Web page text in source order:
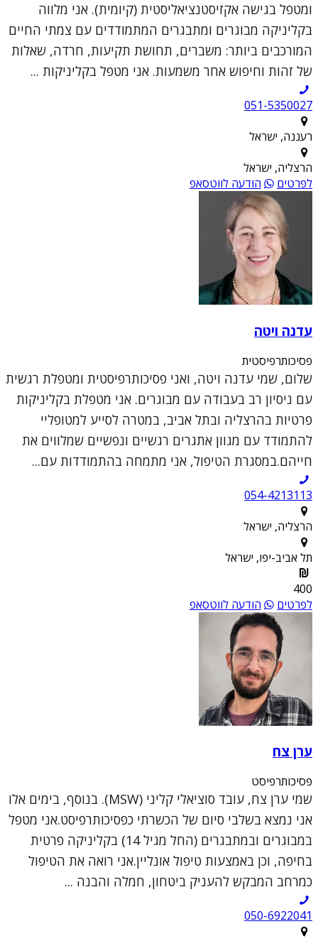
ומטפל בגישה אקזיסטנציאליסטית (קיומית). אני מלווה
בקליניקה מבוגרים ומתבגרים המתמודדים עם צמתי החיים
המורכבים ביותר: משברים, תחושת תקיעות, חרדה, שאלות
של זהות וחיפוש אחר משמעות. אני מטפל בקליניקות ...
051-5350027
רעננה, ישראל
הרצליה, ישראל
לפרטים
הודעה לווטסאפ
עדנה ויטה
פסיכותרפיסטית
שלום, שמי עדנה ויטה, ואני פסיכותרפיסטית ומטפלת רגשית
עם ניסיון רב בעבודה עם מבוגרים. אני מטפלת בקליניקות
פרטיות בהרצליה ובתל אביב, במטרה לסייע למטופליי
להתמודד עם מגוון אתגרים רגשיים ונפשיים שמלווים את
חייהם.במסגרת הטיפול, אני מתמחה בהתמודדות עם...
054-4213113
הרצליה, ישראל
תל אביב-יפו, ישראל
400
לפרטים
הודעה לווטסאפ
ערן צח
פסיכותרפיסט
שמי ערן צח, עובד סוציאלי קליני (MSW). בנוסף, בימים אלו
אני נמצא בשלבי סיום של הכשרתי כפסיכותרפיסט.אני מטפל
במבוגרים ובמתבגרים (החל מגיל 14) בקליניקה פרטית
בחיפה, וכן באמצעות טיפול אונליין.אני רואה את הטיפול
כמרחב המבקש להעניק ביטחון, חמלה והבנה ...
050-6922041